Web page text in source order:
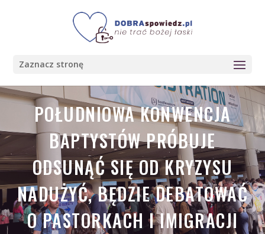
Zaznacz stronę
POŁUDNIOWA KONWENCJA
BAPTYSTÓW PRÓBUJE
ODSUNĄĆ SIĘ OD KRYZYSU
NADUŻYĆ, BĘDZIE DEBATOWAĆ
O PASTORKACH I IMIGRACJI